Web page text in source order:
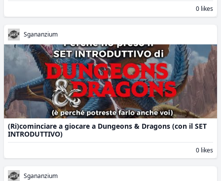
0 likes
Sgananzium
(Ri)cominciare a giocare a Dungeons & Dragons (con il SET
INTRODUTTIVO)
0 likes
Sgananzium